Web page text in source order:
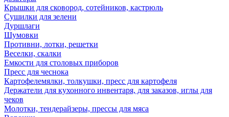
Крышки для сковород, сотейников, кастрюль
Сушилки для зелени
Дуршлаги
Шумовки
Противни, лотки, решетки
Веселки, скалки
Емкости для столовых приборов
Пресс для чеснока
Картофелемялки, толкушки, пресс для картофеля
Держатели для кухонного инвентаря, для заказов, иглы для
чеков
Молотки, тендерайзеры, прессы для мяса